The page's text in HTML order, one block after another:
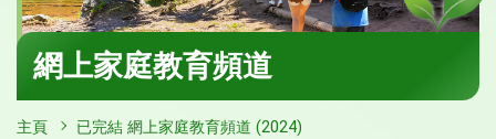
網上家庭教育頻道
主頁 已完結 網上家庭教育頻道 (2024)